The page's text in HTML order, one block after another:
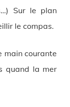
Sur le plan
le compas.
main courante
quand la mer